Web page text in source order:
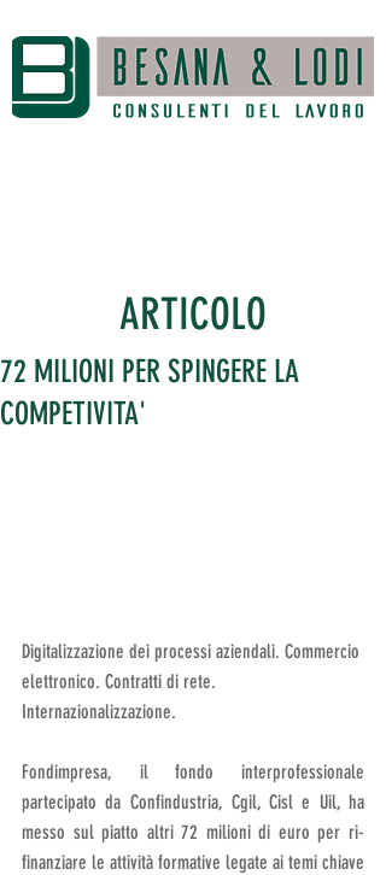
ARTICOLO
72 MILIONI PER SPINGERE LA
COMPETIVITA'
Digitalizzazione dei processi aziendali. Commercio
elettronico. Contratti di rete.
Internazionalizzazione.
Fondimpresa, il fondo interprofessionale
partecipato da Confindustria, Cgil, Cisl e Uil, ha
messo sul piatto altri 72 milioni di euro per ri-
finanziare le attività formative legate ai temi chiave